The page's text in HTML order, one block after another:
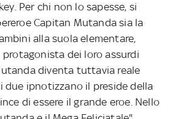
Per chi non lo sapesse, si
Capitan Mutanda sia la
alla suola elementare,
protagonista dei loro assurdi
diventa tuttavia reale
due ipnotizzano il preside della
di essere il grande eroe. Nello